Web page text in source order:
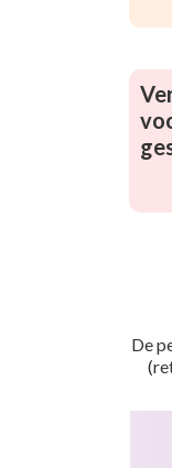
De